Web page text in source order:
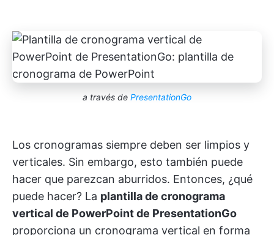
a través de PresentationGo
Los cronogramas siempre deben ser limpios y
verticales. Sin embargo, esto también puede
hacer que parezcan aburridos. Entonces, ¿qué
puede hacer? La plantilla de cronograma
vertical de PowerPoint de PresentationGo
proporciona un cronograma vertical en forma